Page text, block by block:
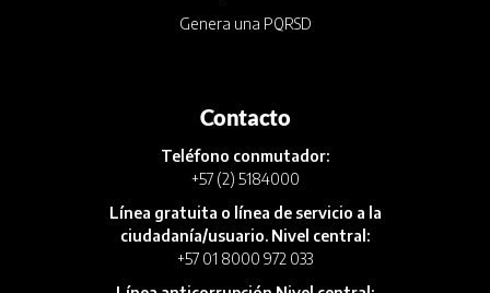
Genera una PQRSD
Contacto
Teléfono conmutador:
+57 (2) 5184000
Línea gratuita o línea de servicio a la
ciudadanía/usuario. Nivel central:
+57 01 8000 972 033